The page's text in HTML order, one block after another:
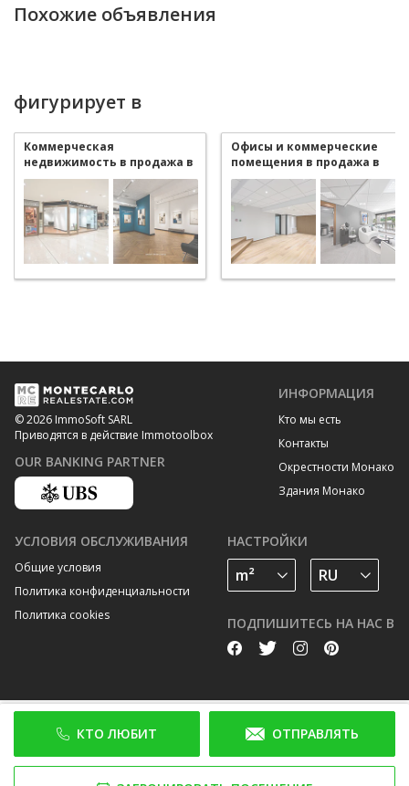
КТО ЛЮБИТ ОТПРАВЛЯТЬ
Похожие объявления
фигурирует в
Коммерческая
недвижимость в продажа в
Monaco Carré d'Or
Офисы и коммерческие
помещения в продажа в
Monaco Carré d'Or
© 2026 ImmoSoft SARL
Приводятся в действие Immotoolbox
OUR BANKING PARTNER
ИНФОРМАЦИЯ
Кто мы есть
Контакты
Окрестности Монако
Здания Монако
УСЛОВИЯ ОБСЛУЖИВАНИЯ
Общие условия
Политика конфиденциальности
Политика cookies
НАСТРОЙКИ
ПОДПИШИТЕСЬ НА НАС В